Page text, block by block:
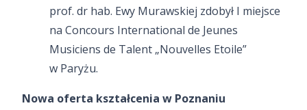
prof. dr hab. Ewy Murawskiej zdobył I miejsce
na Concours International de Jeunes
Musiciens de Talent „Nouvelles Etoile”
w Paryżu.
Nowa oferta kształcenia w Poznaniu